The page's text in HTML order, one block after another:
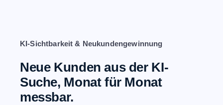
KI-Sichtbarkeit & Neukundengewinnung
Neue Kunden aus der KI-
Suche, Monat für Monat
messbar.